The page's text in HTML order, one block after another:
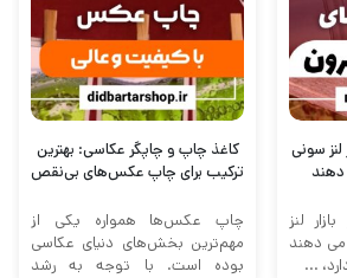
لنز سونی
لنز
دهند
...
کاغذ چاپ و چاپگر عکاسی: بهترین
ترکیب برای چاپ عکس‌های بی‌نقص
چاپ عکس‌ها همواره یکی از
مهم‌ترین بخش‌های دنیای عکاسی
بوده است. با توجه به رشد